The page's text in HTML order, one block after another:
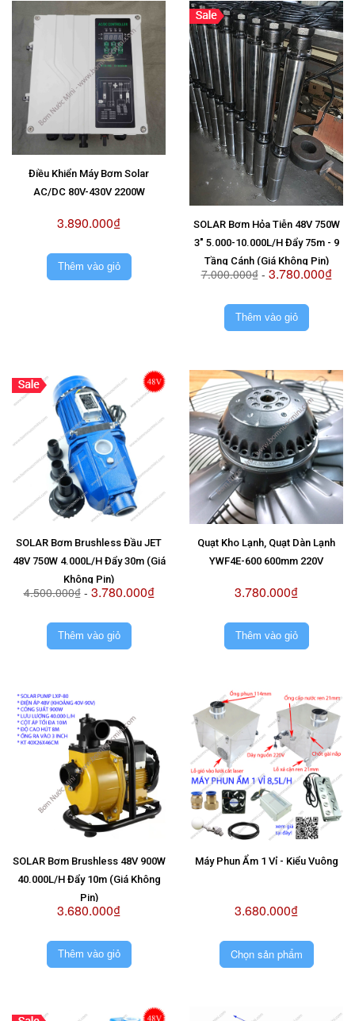
Điều Khiển Máy Bơm Solar
AC/DC 80V-430V 2200W
3.890.000₫
Thêm vào giỏ
SOLAR Bơm Hỏa Tiễn 48V 750W
3" 5.000-10.000L/H Đẩy 75m - 9
Tầng Cánh (Giá Không Pin)
7.000.000₫- 3.780.000₫
Thêm vào giỏ
SOLAR Bơm Brushless Đầu JET
48V 750W 4.000L/H Đẩy 30m (Giá
Không Pin)
4.500.000₫- 3.780.000₫
Thêm vào giỏ
Quạt Kho Lạnh, Quạt Dàn Lạnh
YWF4E-600 600mm 220V
3.780.000₫
Thêm vào giỏ
SOLAR Bơm Brushless 48V 900W
40.000L/H Đẩy 10m (Giá Không
Pin)
3.680.000₫
Thêm vào giỏ
Máy Phun Ẩm 1 Vỉ - Kiểu Vuông
3.680.000₫
Chọn sản phẩm